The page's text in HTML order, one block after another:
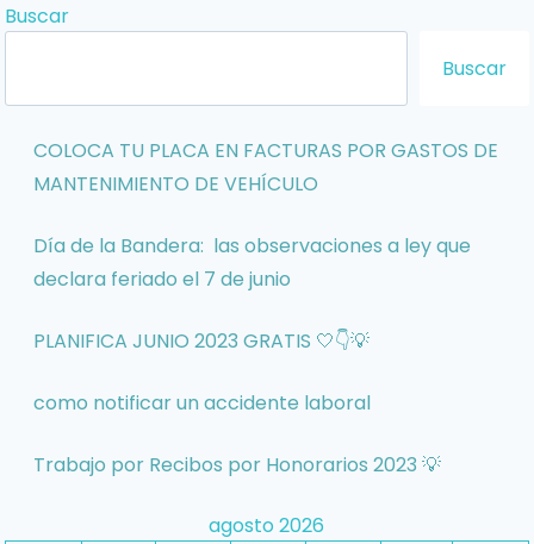
Buscar
Buscar
COLOCA TU PLACA EN FACTURAS POR GASTOS DE
MANTENIMIENTO DE VEHÍCULO
Día de la Bandera: las observaciones a ley que
declara feriado el 7 de junio
PLANIFICA JUNIO 2023 GRATIS 🤍👇💡
como notificar un accidente laboral
Trabajo por Recibos por Honorarios 2023 💡
agosto 2026